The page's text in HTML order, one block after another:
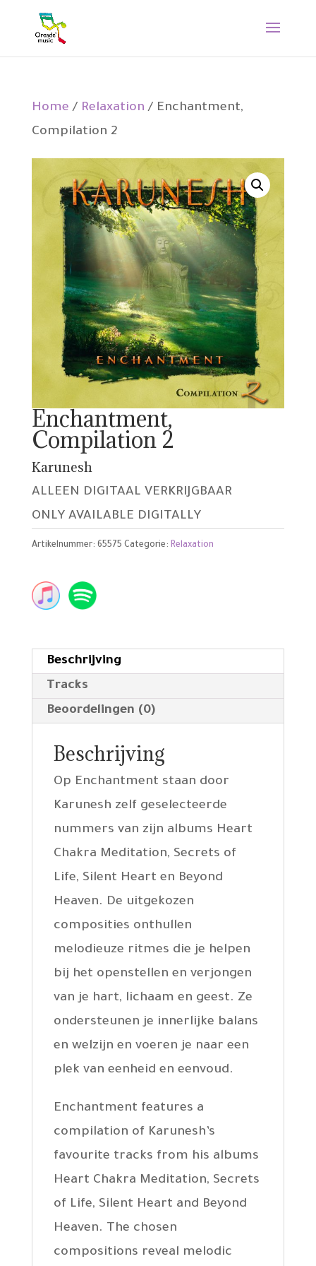
Home / Relaxation / Enchantment,
Compilation 2
Enchantment,
Compilation 2
Karunesh
ALLEEN DIGITAAL VERKRIJGBAAR
ONLY AVAILABLE DIGITALLY
Artikelnummer: 65575 Categorie: Relaxation
Beschrijving
Tracks
Beoordelingen (0)
Beschrijving
Op Enchantment staan door
Karunesh zelf geselecteerde
nummers van zijn albums Heart
Chakra Meditation, Secrets of
Life, Silent Heart en Beyond
Heaven. De uitgekozen
composities onthullen
melodieuze ritmes die je helpen
bij het openstellen en verjongen
van je hart, lichaam en geest. Ze
ondersteunen je innerlijke balans
en welzijn en voeren je naar een
plek van eenheid en eenvoud.
Enchantment features a
compilation of Karunesh’s
favourite tracks from his albums
Heart Chakra Meditation, Secrets
of Life, Silent Heart and Beyond
Heaven. The chosen
compositions reveal melodic